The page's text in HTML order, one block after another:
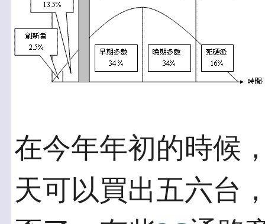
在今年年初的時候
天可以買出五六台